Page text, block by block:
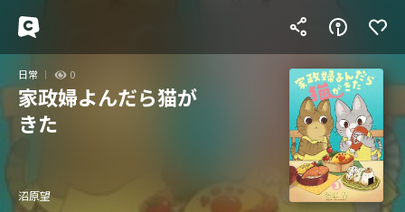
日常 0
家政婦よんだら猫が
きた
沼原望